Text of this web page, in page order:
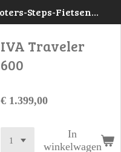
e-mobile Elektrische Scooters-Steps-Fietsen
IVA Traveler
600
€ 1.399,00
In
winkelwagen